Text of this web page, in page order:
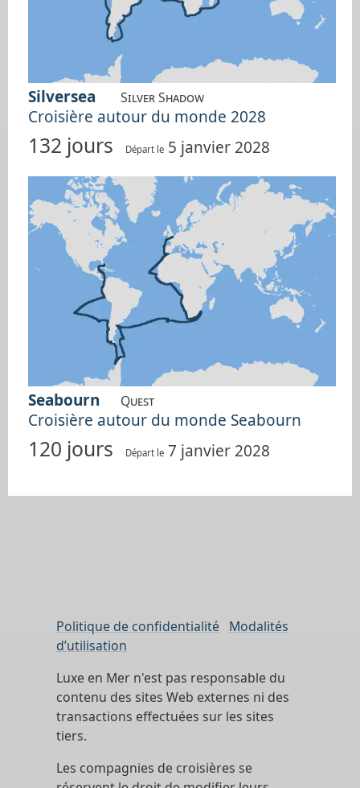
Silversea Silver Shadow
Croisière autour du monde 2028
132 jours Départ le 5 janvier 2028
Seabourn Quest
Croisière autour du monde Seabourn
120 jours Départ le 7 janvier 2028
Politique de confidentialité
Modalités
d’utilisation
Luxe en Mer n'est pas responsable du
contenu des sites Web externes ni des
transactions effectuées sur les sites
tiers.
Les compagnies de croisières se